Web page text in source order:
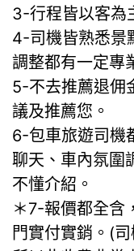
3-行程皆以客為
4-司機皆熟悉景
調整都有一定專
5-不去推薦退佣
議及推薦您。
6-包車旅遊司機
聊天、車內氛圍
不懂介紹。
＊7-報價都全含
門實付實銷。(